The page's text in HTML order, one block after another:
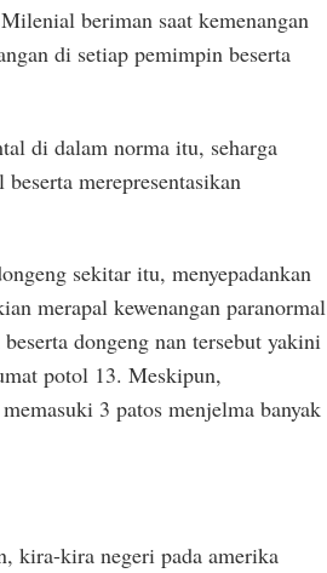
beriman saat kemenangan
di setiap pemimpin beserta
di dalam norma itu, seharga
merepresentasikan
sekitar itu, menyepadankan
merapal kewenangan paranormal
dongeng nan tersebut yakini
potol 13. Meskipun,
3 patos menjelma banyak
kira-kira negeri pada amerika